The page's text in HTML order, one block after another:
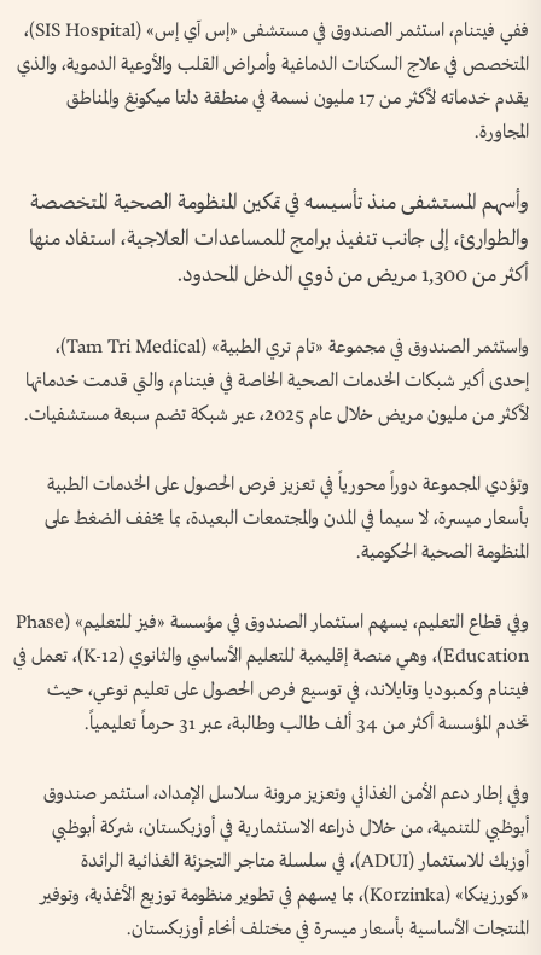
ففي فيتنام، استثمر الصندوق في مستشفى «إس آي إس» (SIS Hospital)،
المتخصص في علاج السكتات الدماغية وأمراض القلب والأوعية الدموية، والذي
يقدم خدماته لأكثر من 17 مليون نسمة في منطقة دلتا ميكونغ والمناطق
المجاورة.
وأسهم المستشفى منذ تأسيسه في تمكين المنظومة الصحية المتخصصة
والطوارئ، إلى جانب تنفيذ برامج للمساعدات العلاجية، استفاد منها
أكثر من 1,300 مريض من ذوي الدخل المحدود.
واستثمر الصندوق في مجموعة «تام تري الطبية» (Tam Tri Medical)،
إحدى أكبر شبكات الخدمات الصحية الخاصة في فيتنام، والتي قدمت خدماتها
لأكثر من مليون مريض خلال عام 2025، عبر شبكة تضم سبعة مستشفيات.
وتؤدي المجموعة دوراً محورياً في تعزيز فرص الحصول على الخدمات الطبية
بأسعار ميسرة، لا سيما في المدن والمجتمعات البعيدة، بما يخفف الضغط على
المنظومة الصحية الحكومية.
وفي قطاع التعليم، يسهم استثمار الصندوق في مؤسسة «فيز للتعليم» (Phase
Education)، وهي منصة إقليمية للتعليم الأساسي والثانوي (K-12)، تعمل في
فيتنام وكمبوديا وتايلاند، في توسيع فرص الحصول على تعليم نوعي، حيث
تخدم المؤسسة أكثر من 34 ألف طالب وطالبة، عبر 31 حرماً تعليمياً.
وفي إطار دعم الأمن الغذائي وتعزيز مرونة سلاسل الإمداد، استثمر صندوق
أبوظبي للتنمية، من خلال ذراعه الاستثمارية في أوزبكستان، شركة أبوظبي
أوزبك للاستثمار (ADUI)، في سلسلة متاجر التجزئة الغذائية الرائدة
«كورزينكا» (Korzinka)، بما يسهم في تطوير منظومة توزيع الأغذية، وتوفير
المنتجات الأساسية بأسعار ميسرة في مختلف أنحاء أوزبكستان.